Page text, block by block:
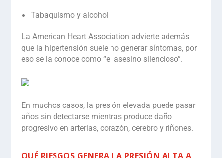
Tabaquismo y alcohol
La American Heart Association advierte además
que la hipertensión suele no generar síntomas, por
eso se la conoce como “el asesino silencioso”.
En muchos casos, la presión elevada puede pasar
años sin detectarse mientras produce daño
progresivo en arterias, corazón, cerebro y riñones.
QUÉ RIESGOS GENERA LA PRESIÓN ALTA A